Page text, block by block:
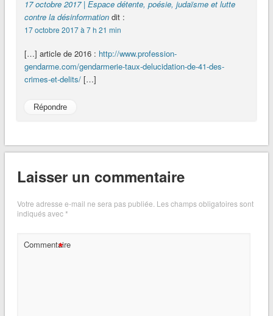
17 octobre 2017 | Espace détente, poésie, judaïsme et lutte
contre la désinformation dit :
17 octobre 2017 à 7 h 21 min
[…] article de 2016 : http://www.profession-
gendarme.com/gendarmerie-taux-delucidation-de-41-des-
crimes-et-delits/[…]
Répondre
Laisser un commentaire
Votre adresse e-mail ne sera pas publiée. Les champs obligatoires sont
indiqués avec*
Commentaire
*